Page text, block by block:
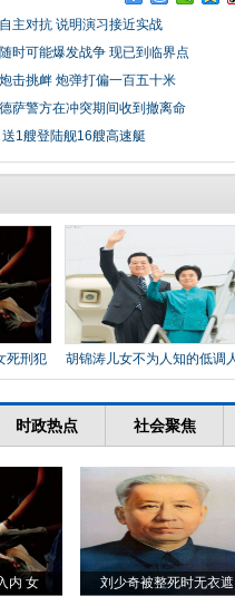
主对抗 说明演习接近实战
时可能爆发战争 现已到临界点
击挑衅 炮弹打偏一百五十米
萨警方在冲突期间收到撤离命
1艘登陆舰16艘高速艇
死刑犯 胡锦涛儿女不为人知的低调